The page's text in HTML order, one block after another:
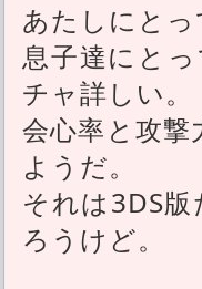
あたしにと
息子達にと
チャ詳しい。
会心率と攻
ようだ。
それは3DS
ろうけど。